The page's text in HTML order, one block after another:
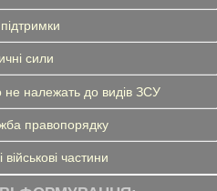
сили
належать до видів ЗСУ
правопорядку
частини